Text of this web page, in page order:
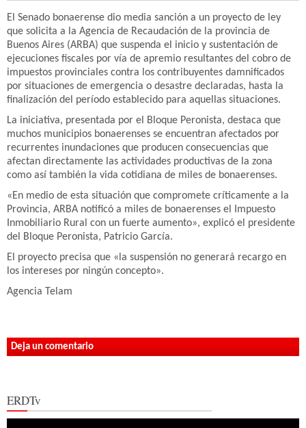
El Senado bonaerense dio media sanción a un proyecto de ley
que solicita a la Agencia de Recaudación de la provincia de
Buenos Aires (ARBA) que suspenda el inicio y sustentación de
ejecuciones fiscales por vía de apremio resultantes del cobro de
impuestos provinciales contra los contribuyentes damnificados
por situaciones de emergencia o desastre declaradas, hasta la
finalización del período establecido para aquellas situaciones.
La iniciativa, presentada por el Bloque Peronista, destaca que
muchos municipios bonaerenses se encuentran afectados por
recurrentes inundaciones que producen consecuencias que
afectan directamente las actividades productivas de la zona
como así también la vida cotidiana de miles de bonaerenses.
«En medio de esta situación que compromete críticamente a la
Provincia, ARBA notificó a miles de bonaerenses el Impuesto
Inmobiliario Rural con un fuerte aumento», explicó el presidente
del Bloque Peronista, Patricio García.
El proyecto precisa que «la suspensión no generará recargo en
los intereses por ningún concepto».
Agencia Telam
Deja un comentario
ERDTv